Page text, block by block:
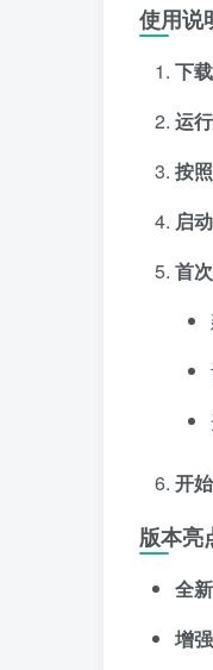
使用说
下
运
按
启
首
开
版本亮
全
增